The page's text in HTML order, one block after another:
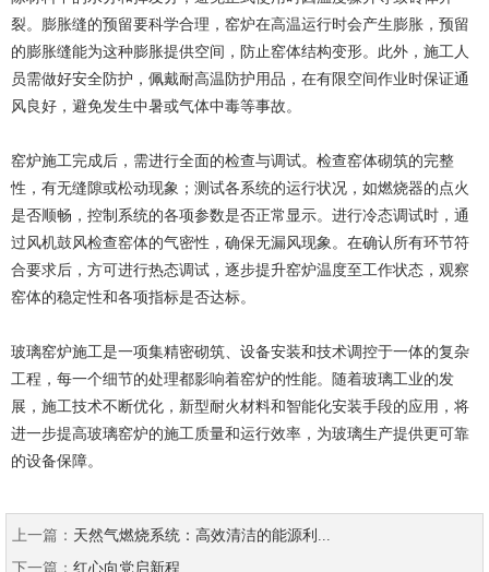
裂。膨胀缝的预留要科学合理，窑炉在高温运行时会产生膨胀，预留
的膨胀缝能为这种膨胀提供空间，防止窑体结构变形。此外，施工人
员需做好安全防护，佩戴耐高温防护用品，在有限空间作业时保证通
风良好，避免发生中暑或气体中毒等事故。
窑炉施工完成后，需进行全面的检查与调试。检查窑体砌筑的完整
性，有无缝隙或松动现象；测试各系统的运行状况，如燃烧器的点火
是否顺畅，控制系统的各项参数是否正常显示。进行冷态调试时，通
过风机鼓风检查窑体的气密性，确保无漏风现象。在确认所有环节符
合要求后，方可进行热态调试，逐步提升窑炉温度至工作状态，观察
窑体的稳定性和各项指标是否达标。
玻璃窑炉施工是一项集精密砌筑、设备安装和技术调控于一体的复杂
工程，每一个细节的处理都影响着窑炉的性能。随着玻璃工业的发
展，施工技术不断优化，新型耐火材料和智能化安装手段的应用，将
进一步提高玻璃窑炉的施工质量和运行效率，为玻璃生产提供更可靠
的设备保障。
上一篇： 天然气燃烧系统：高效清洁的能源利...
下一篇： 红心向党启新程